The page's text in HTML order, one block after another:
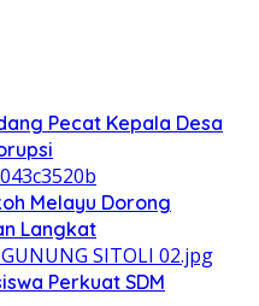
Pecat Kepala Desa
Melayu Dorong
Langkat
Perkuat SDM